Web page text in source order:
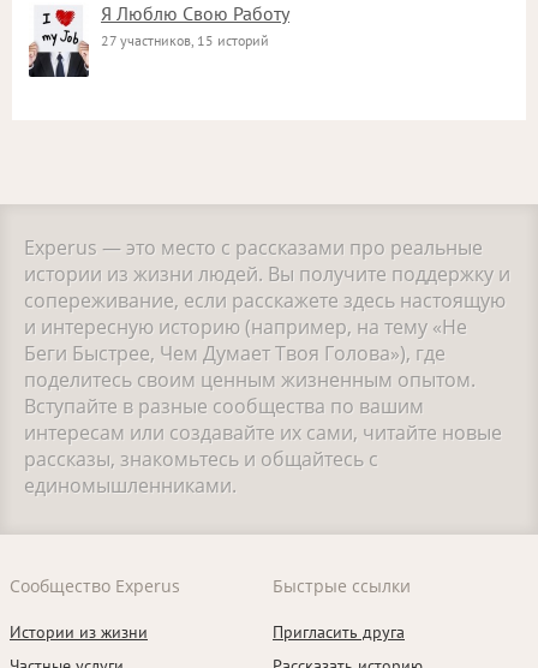
Я Люблю Свою Работу
27 участников, 15 историй
Experus — это место с рассказами про реальные
истории из жизни людей. Вы получите поддержку и
сопереживание, если расскажете здесь настоящую
и интересную историю (например, на тему «Не
Беги Быстрее, Чем Думает Твоя Голова»), где
поделитесь своим ценным жизненным опытом.
Вступайте в разные сообщества по вашим
интересам или создавайте их сами, читайте новые
рассказы, знакомьтесь и общайтесь с
единомышленниками.
Сообщество Experus
Истории из жизни
Быстрые ссылки
Пригласить друга